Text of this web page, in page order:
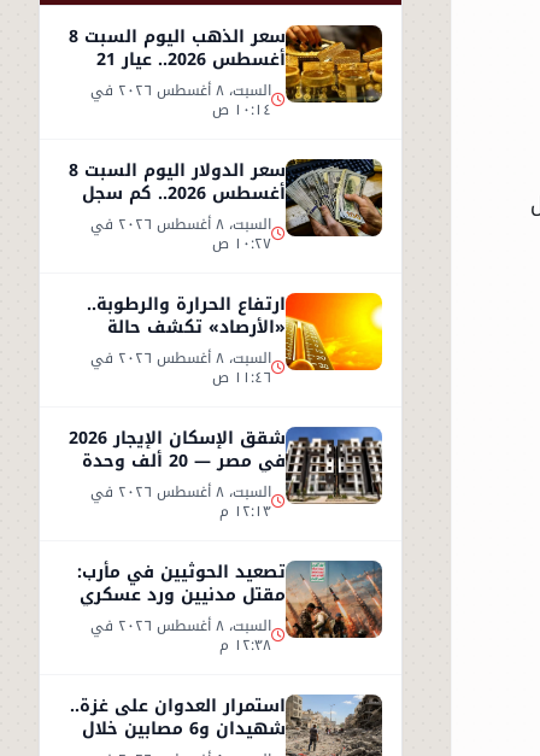
سعر الذهب اليوم السبت 8
أغسطس 2026.. عيار 21
يحافظ على مستواه السبت، ٨ أغسطس ٢٠٢٦ في
١٠:١٤ ص
سعر الدولار اليوم السبت 8
أغسطس 2026.. كم سجل
مقابل الجنيه؟ السبت، ٨ أغسطس ٢٠٢٦ في
١٠:٢٧ ص
ارتفاع الحرارة والرطوبة..
«الأرصاد» تكشف حالة
الطقس اليوم السبت 8
أغسطس السبت، ٨ أغسطس ٢٠٢٦ في
١١:٤٦ ص
شقق الإسكان الإيجار 2026
في مصر — 20 ألف وحدة
تبدأ من 1500 جنيه شهريًا السبت، ٨ أغسطس ٢٠٢٦ في
١٢:١٣ م
تصعيد الحوثيين في مأرب:
مقتل مدنيين ورد عسكري
يمني على عدة جبهاتالسبت، ٨ أغسطس ٢٠٢٦ في
١٢:٣٨ م
استمرار العدوان على غزة..
شهيدان و6 مصابين خلال